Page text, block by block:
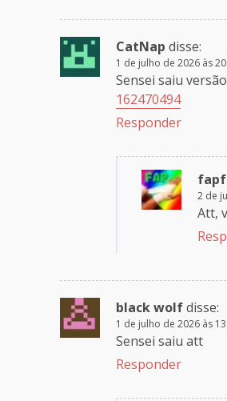
CatNap disse:
1 de julho de 2026 às
Sensei saiu
162470494
Responder
2 de
Att,
black wolfdisse:
1 de julho de 2026 às
Sensei saiu att
Responder